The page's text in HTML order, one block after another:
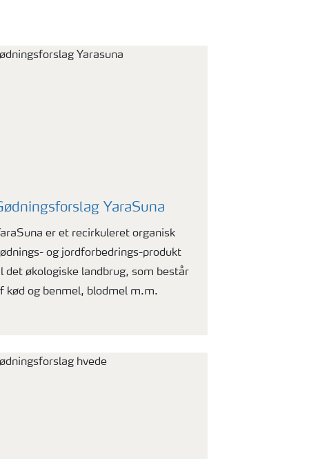
YaraSuna
er et recirkuleret organisk
og jordforbedrings-produkt
det økologiske landbrug, som består
kød og benmel, blodmel m.m.